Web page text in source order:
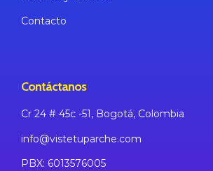
Contacto
Contáctanos
Cr 24 # 45c -51, Bogotá, Colombia
info@vistetuparche.com
PBX: 6013576005